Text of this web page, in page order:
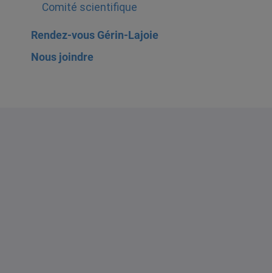
Comité scientifique
Rendez-vous Gérin-Lajoie
Nous joindre